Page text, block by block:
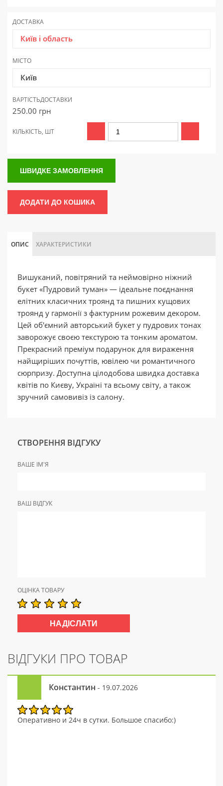
ДОСТАВКА
Київ і область
МІСТО
Київ
ВАРТІСТЬДОСТАВКИ
250.00 грн
КІЛЬКІСТЬ, ШТ
ШВИДКЕ ЗАМОВЛЕННЯ
ДОДАТИ ДО КОШИКА
ОПИС ХАРАКТЕРИСТИКИ
Вишуканий, повітряний та неймовірно ніжний
букет «Пудровий туман» — ідеальне поєднання
елітних класичних троянд та пишних кущових
троянд у гармонії з фактурним рожевим декором.
Цей об'ємний авторський букет у пудрових тонах
заворожує своєю текстурою та тонким ароматом.
Прекрасний преміум подарунок для вираження
найщиріших почуттів, ювілею чи романтичного
сюрпризу. Доступна цілодобова швидка доставка
квітів по Києву, Україні та всьому світу, а також
зручний самовивіз із салону.
СТВОРЕННЯ ВІДГУКУ
ВАШЕ ІМ'Я
ВАШ ВІДГУК
ОЦІНКА ТОВАРУ
ВІДГУКИ ПРО ТОВАР
Константин - 19.07.2026
Оперативно и 24ч в сутки. Большое спасибо:)